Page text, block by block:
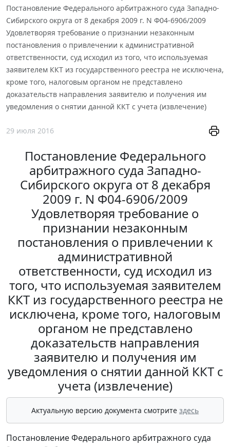
Постановление Федерального арбитражного суда Западно-
Сибирского округа от 8 декабря 2009 г. N Ф04-6906/2009
Удовлетворяя требование о признании незаконным
постановления о привлечении к административной
ответственности, суд исходил из того, что используемая
заявителем ККТ из государственного реестра не исключена,
кроме того, налоговым органом не представлено
доказательств направления заявителю и получения им
уведомления о снятии данной ККТ с учета (извлечение)
29 июля 2016
Постановление Федерального
арбитражного суда Западно-
Сибирского округа от 8 декабря
2009 г. N Ф04-6906/2009
Удовлетворяя требование о
признании незаконным
постановления о привлечении к
административной
ответственности, суд исходил из
того, что используемая заявителем
ККТ из государственного реестра не
исключена, кроме того, налоговым
органом не представлено
доказательств направления
заявителю и получения им
уведомления о снятии данной ККТ с
учета (извлечение)
Актуальную версию документа смотрите здесь
Постановление Федерального арбитражного суда